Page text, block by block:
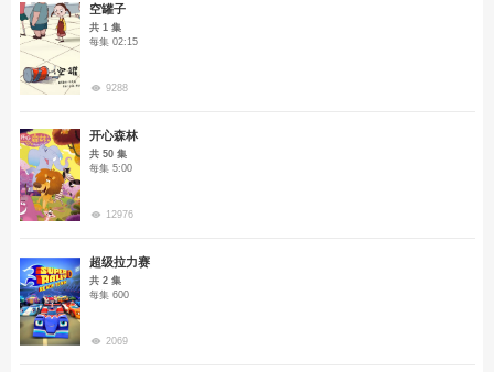
空罐子
共 1 集
每集 02:15
9288
开心森林
共 50 集
每集 5:00
12976
超级拉力赛
共 2 集
每集 600
2069